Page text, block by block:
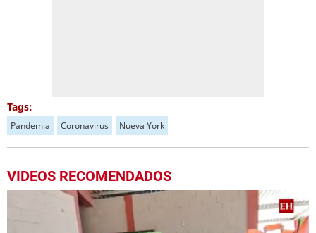
Tags:
Pandemia Coronavirus Nueva York
VIDEOS RECOMENDADOS